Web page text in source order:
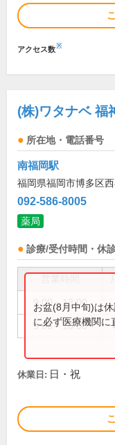
アクセス数※
(株)ワタナベ 福
所在地・電話番号
南福岡駅
福岡県福岡市博多区
092-586-8005
薬局
診療/受付時間・休
9:00～13:00
9:00～18:00
お盆(8月中旬)は
に必ず医療機関に
休業日: 日・祝